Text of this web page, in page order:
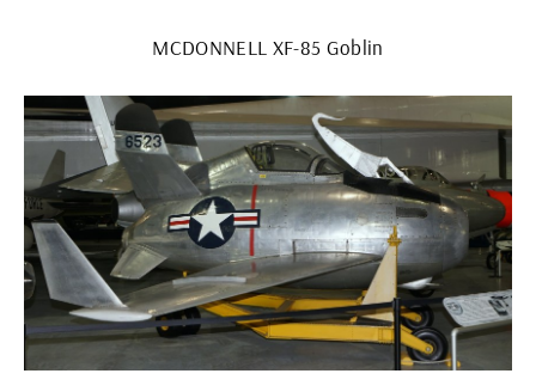
MCDONNELL XF-85 Goblin